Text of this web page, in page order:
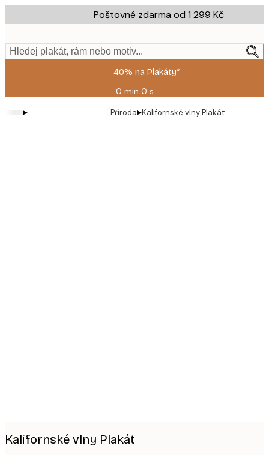
to
content.
Poštovné zdarma od 1 299 Kč
Hledej plakát, rám nebo motiv...
40% na Plakáty*
0 min 0 s
Platné
do:
2026-
▸ Příroda▸Kalifornské vlny Plakát
Kalifornské vlny Plakát